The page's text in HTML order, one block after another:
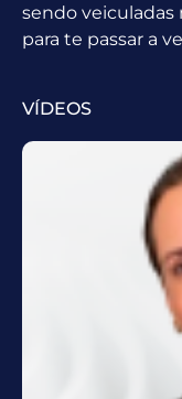
sendo veiculadas
para te passar a
VÍDEOS